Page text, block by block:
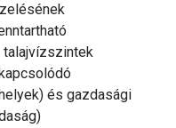
és gazdasági